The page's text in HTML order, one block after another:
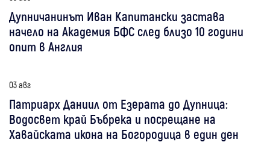
Дупничанинът Иван Капитански застава
начело на Академия БФС след близо 10 години
опит в Англия
03 авг
Патриарх Даниил от Езерата до Дупница:
Водосвет край Бъбрека и посрещане на
Хавайската икона на Богородица в един ден